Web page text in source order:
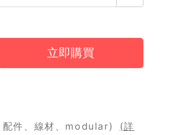
件、線材、modular)
(詳